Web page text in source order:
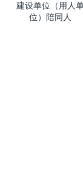
建设单位（用人
位）陪同人